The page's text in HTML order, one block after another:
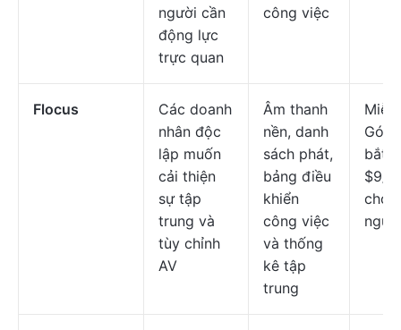
người cần
động lực
trực quan
công việc
Flocus
Các doanh
nhân độc
lập muốn
cải thiện
sự tập
trung và
tùy chỉnh
AV
Âm thanh
nền, danh
sách phát,
bảng điều
khiển
công việc
và thống
kê tập
trung
Miễn
Gói
bắt
$9/
cho